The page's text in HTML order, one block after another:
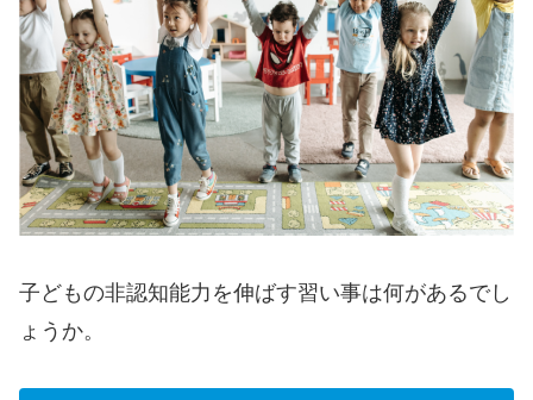
子どもの非認知能力を伸ばす習い事は何があるでし
ょうか。